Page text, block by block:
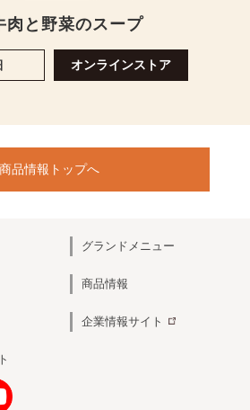
肉と野菜のスープ
オンラインストア
商品情報トップへ
グランドメニュー
商品情報
企業情報サイト